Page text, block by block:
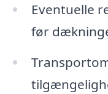
Eventuelle
før